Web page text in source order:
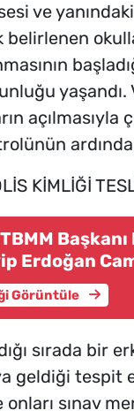
ve
açılmasıyla
KİMLİĞİ
Erdoğan
Görüntüle
sırada bir
geldiği tespit
sınav